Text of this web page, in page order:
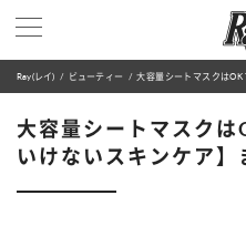
Ray(レイ) ビューティー 大容量シートマスクは
大容量シートマスク
いけないスキンケア】